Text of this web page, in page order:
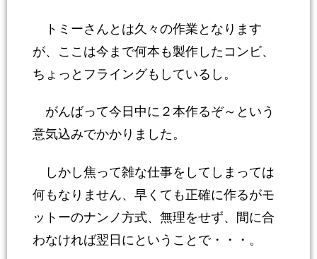
トミーさんとは久々の作業となります
が、ここは今まで何本も製作したコンビ、
ちょっとフライングもしているし。
がんばって今日中に２本作るぞ～という
意気込みでかかりました。
しかし焦って雑な仕事をしてしまっては
何もなりません、早くても正確に作るがモ
ットーのナンノ方式、無理をせず、間に合
わなければ翌日にということで・・・。